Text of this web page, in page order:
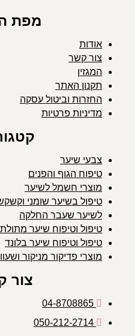
מפת
אודות
צור קשר
המגזין
תקנון האתר
החזרות וביטול עסקה
מדיניות פרטיות
צבעי שיער
טיפוח הגוף והפנים
מוצרי חשמל לשיער
טיפול בשיער שומני
לשיער שעבר החלקה
טיפול וטיפוח שיער
טיפול וטיפוח שיער בלונד
מוצרי פדיקור מניקור
צור
04-8708865
050-212-2714